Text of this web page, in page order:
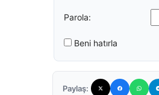
Parola:
Beni hatırla
Paylaş: